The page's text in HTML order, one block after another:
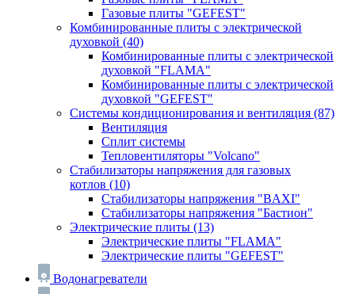
Газовые плиты "GEFEST"
Комбинированные плиты с электрической
духовкой (40)
Комбинированные плиты с электрической
духовкой "FLAMA"
Комбинированные плиты с электрической
духовкой "GEFEST"
Системы кондиционирования и вентиляция (87)
Вентиляция
Сплит системы
Тепловентиляторы "Volcano"
Стабилизаторы напряжения для газовых
котлов (10)
Стабилизаторы напряжения "BAXI"
Стабилизаторы напряжения "Бастион"
Электрические плиты (13)
Электрические плиты "FLAMA"
Электрические плиты "GEFEST"
Водонагреватели